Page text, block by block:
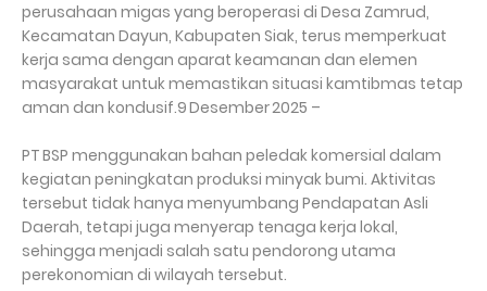
perusahaan migas yang beroperasi di Desa Zamrud,
Kecamatan Dayun, Kabupaten Siak, terus memperkuat
kerja sama dengan aparat keamanan dan elemen
masyarakat untuk memastikan situasi kamtibmas tetap
aman dan kondusif.9 Desember 2025 –
PT BSP menggunakan bahan peledak komersial dalam
kegiatan peningkatan produksi minyak bumi. Aktivitas
tersebut tidak hanya menyumbang Pendapatan Asli
Daerah, tetapi juga menyerap tenaga kerja lokal,
sehingga menjadi salah satu pendorong utama
perekonomian di wilayah tersebut.